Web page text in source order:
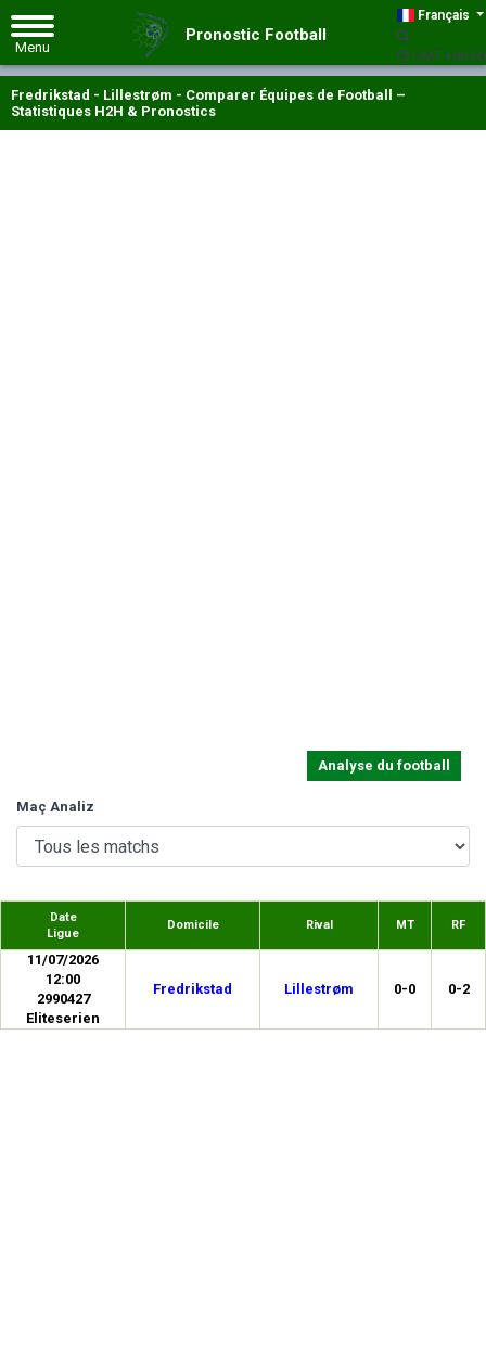
Français
GMT +00:00
Pronostic Football
Fredrikstad - Lillestrøm - Comparer Équipes de Football –
Statistiques H2H & Pronostics
Analyse du football
Maç Analiz
Date
Ligue
Domicile Rival MT RF
11/07/2026
12:00
2990427
Eliteserien
Fredrikstad Lillestrøm 0-0 0-2